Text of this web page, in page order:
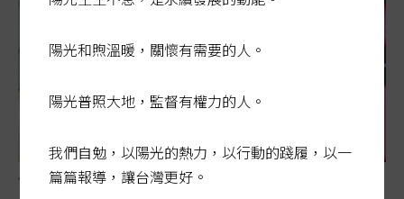
借貸買股風險飆
陽光和煦溫暖，關懷有需要的人。
陽光普照大地，監督有權力的人。
我們自勉，以陽光的熱力，以行動的踐履，以一
篇篇報導，讓台灣更好。